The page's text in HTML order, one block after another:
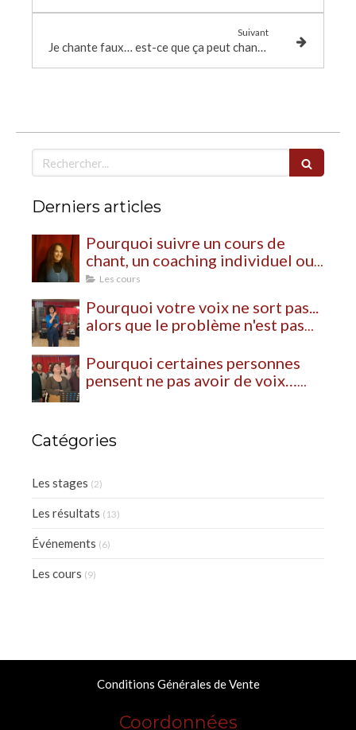
Suivant
Je chante faux… est-ce que ça peut changer ?
Rechercher
Derniers articles
Pourquoi suivre un cours de
chant, un coaching individuel ou
un stage de chant ?
Les cours
Pourquoi votre voix ne sort pas...
alors que le problème n'est pas
Pourquoi certaines personnes
pensent ne pas avoir de voix…
Catégories
Les stages (2)
Les résultats (13)
Événements (6)
Les cours (9)
Conditions Générales de Vente
Coordonnées